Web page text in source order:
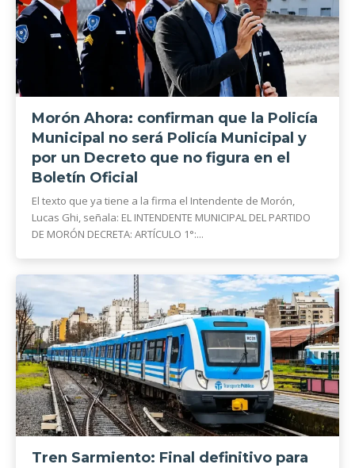
Morón Ahora: confirman que la Policía
Municipal no será Policía Municipal y
por un Decreto que no figura en el
Boletín Oficial
El texto que ya tiene a la firma el Intendente de Morón,
Lucas Ghi, señala: EL INTENDENTE MUNICIPAL DEL PARTIDO
DE MORÓN DECRETA: ARTÍCULO 1°:...
Tren Sarmiento: Final definitivo para